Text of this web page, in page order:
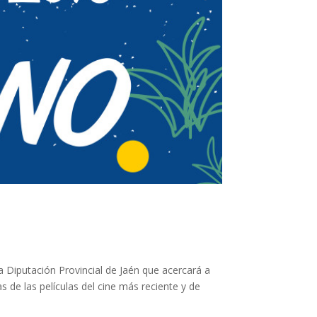
Provincial de Jaén que acercará a
de las películas del cine más reciente y de